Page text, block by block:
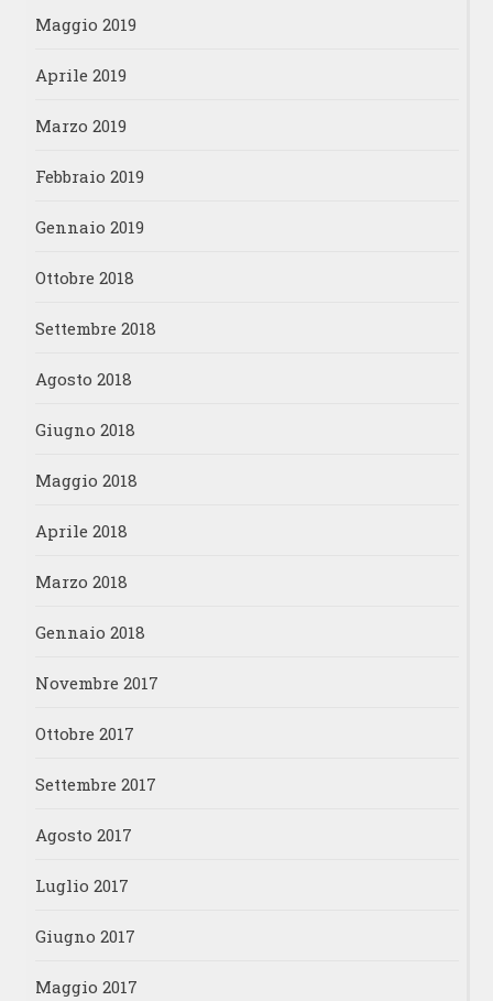
Maggio 2019
Aprile 2019
Marzo 2019
Febbraio 2019
Gennaio 2019
Ottobre 2018
Settembre 2018
Agosto 2018
Giugno 2018
Maggio 2018
Aprile 2018
Marzo 2018
Gennaio 2018
Novembre 2017
Ottobre 2017
Settembre 2017
Agosto 2017
Luglio 2017
Giugno 2017
Maggio 2017